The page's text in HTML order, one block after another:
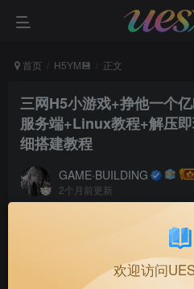
首页 H5YM💾 正文
三网H5小游戏+挣他一个
服务端+Linux教程+解压
细搭建教程
GAME·BUILDING
2个月前更新
此内容为付费阅读，请付费后查看
欢迎访问